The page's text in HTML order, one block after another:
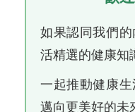
如果認同我們
活精選的健康知
一起推動健康
邁向更美好的未